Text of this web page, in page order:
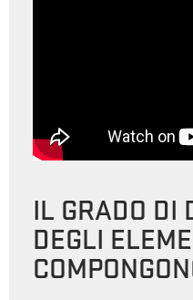
IL GRADO DI
DEGLI